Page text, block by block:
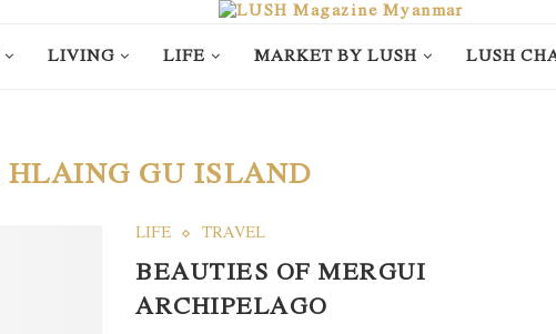
LIVING LIFE MARKET BY LUSH LUSH
HLAING GU ISLAND
LIFE TRAVEL
BEAUTIES OF MERGUI
ARCHIPELAGO